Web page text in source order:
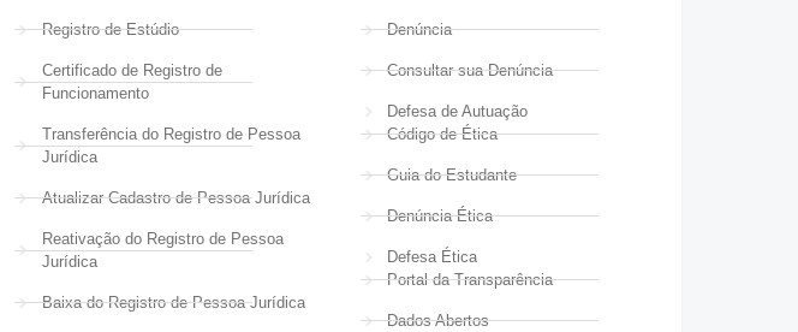
Registro de Estúdio
Certificado de Registro de
Funcionamento
Transferência do Registro de Pessoa
Jurídica
Atualizar Cadastro de Pessoa Jurídica
Reativação do Registro de Pessoa
Jurídica
Baixa do Registro de Pessoa Jurídica
Denúncia
Consultar sua Denúncia
Defesa de Autuação
Código de Ética
Guia do Estudante
Denúncia Ética
Defesa Ética
Portal da Transparência
Dados Abertos